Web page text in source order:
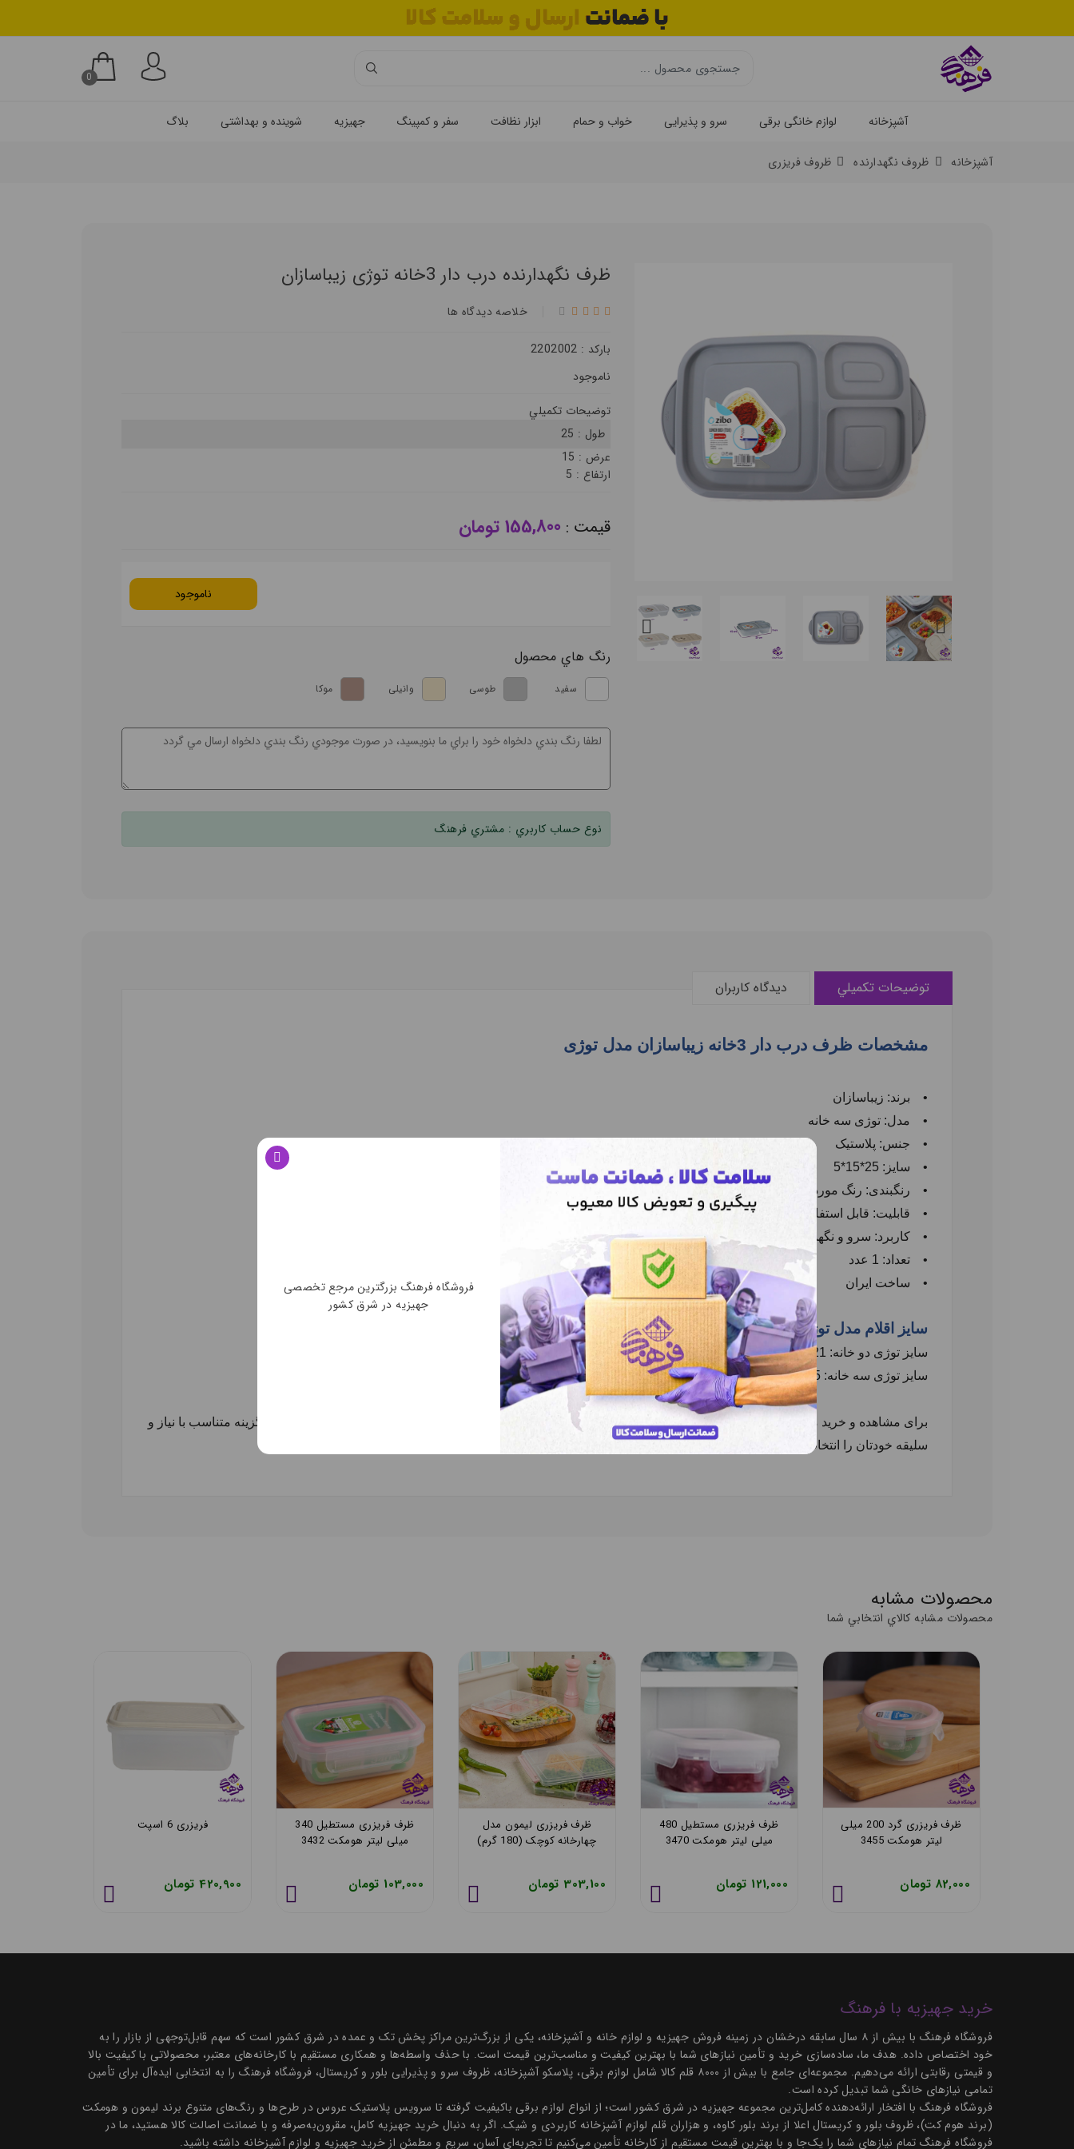
0
آشپزخانه لوازم خانگی برقی سرو و پذیرایی خواب و حمام ابزار نظافت سفر و کمپینگ جهیزیه شوینده و بهداشتی بلاگ
آشپزخانه ظروف نگهدارنده ظروف فریزری
ظرف نگهدارنده درب دار 3خانه توژی زیباسازان
خلاصه ديدگاه ها
بارکد : 2202002
ناموجود
توضيحات تکميلي
طول :
عرض :
ارتفاع :
قيمت : 155,800 تومان
ناموجود
رنگ هاي محصول
سفید طوسی وانیلی موکا
نوع حساب کاربري : مشتري فرهنگ
توضيحات تکميلي ديدگاه کاربران
مشخصات ظرف درب دار 3خانه زیباسازان مدل توژی
• برند: زیباسازان
• مدل: توژی سه خانه
• جنس: پلاستیک
• سایز: 25*15*5
• رنگبندی: رنگ مورد نظر خود را در قسمت توضیحات ذکر کنید.
• قابلیت: قابل استفاده در فریزر و ماکرویوو
• کاربرد: سرو و نگهداری
تنقلات، شیرینی، میوه جات و انواع موادغذایی در خانه و محل کار
• تعداد: 1 عدد
• ساخت ایران
سایز اقلام مدل توژی زیباسازان
سایز توژی دو خانه: 21*13*5
سایز توژی سه خانه: 25*15*5
برای مشاهده و خرید مدل دوخانه توژی زیباسازاندر فروشگاه لوازم خانگی فرهنگ هم می‌توانید روی کلمه موردنظر کلیک کرده و گزینه متناسب با نیاز و
سلیقه خودتان را انتخاب کنید.
محصولات مشابه
محصولات مشابه کالاي انتخابي شما
ظرف فریزری گرد 200 میلی
لیتر هومکت 3455
82,000 تومان
ظرف فریزری مستطیل 480
میلی لیتر هومکت 3470
121,000 تومان
ظرف فریزری لیمون مدل
چهارخانه کوچک (180 گرم)
303,100 تومان
ظرف فریزری مستطیل 340
میلی لیتر هومکت 3432
103,000 تومان
فریزری 6 اسپت
420,900 تومان
خرید جهیزیه با فرهنگ
فروشگاه فرهنگ با بیش از ۸ سال سابقه درخشان در زمینه فروش جهیزیه و لوازم خانه و آشپزخانه، یکی از بزرگ‌ترین مراکز پخش تک و عمده در شرق کشور است که سهم قابل‌توجهی از بازار را به
خود اختصاص داده. هدف ما، ساده‌سازی خرید و تأمین نیازهای شما با بهترین کیفیت و مناسب‌ترین قیمت است. با حذف واسطه‌ها و همکاری مستقیم با کارخانه‌های معتبر، محصولاتی با کیفیت بالا
و قیمتی رقابتی ارائه می‌دهیم. مجموعه‌ای جامع با بیش از ۸۰۰۰ قلم کالا شامل لوازم برقی، پلاسکو آشپزخانه، ظروف سرو و پذیرایی بلور و کریستال، فروشگاه فرهنگ را به انتخابی ایده‌آل برای تأمین
تمامی نیازهای خانگی شما تبدیل کرده است.
فروشگاه فرهنگ با افتخار ارائه‌دهنده کامل‌ترین مجموعه جهیزیه در شرق کشور است؛ از انواع لوازم برقی باکیفیت گرفته تا سرویس پلاستیک عروس در طرح‌ها و رنگ‌های متنوع برند لیمون و هومکت
(برند هوم کت)، ظروف بلور و کریستال اعلا از برند بلور کاوه، و هزاران قلم لوازم آشپزخانه کاربردی و شیک. اگر به دنبال خرید جهیزیه کامل، مقرون‌به‌صرفه و با ضمانت اصالت کالا هستید، ما در
فروشگاه فرهنگ تمام نیازهای شما را یک‌جا و با بهترین قیمت مستقیم از کارخانه تأمین می‌کنیم تا تجربه‌ای آسان، سریع و مطمئن از خرید جهیزیه و لوازم آشپزخانه داشته باشید.
فروشگاه فرهنگ بزرگترین مرجع تخصصی
جهیزیه در شرق کشور